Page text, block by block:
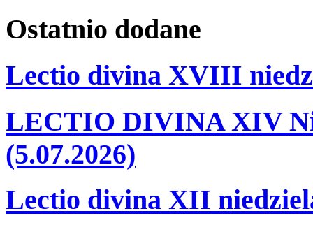
Ostatnio dodane
Lectio divina XVIII
LECTIO DIVINA XIV
(5.07.2026)
Lectio divina XII